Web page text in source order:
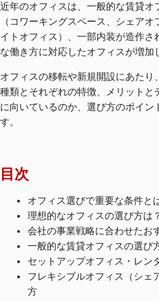
お気に入り
近年のオフィスは、一般的な賃貸オ
（コワーキングスペース、シェア
イトオフィス）、一部内装が造作
な働き方に対応したオフィスが増加
オフィスの移転や新規開設にあた
種類とそれぞれの特徴、メリット
に向いているのか、選び方のポイン
す。​
目次
オフィス選びで重要な条件と
理想的なオフィスの選び方は
会社の事業戦略に合わせたお
一般的な賃貸オフィスの選び
セットアップオフィス・レン
フレキシブルオフィス（シェ
方